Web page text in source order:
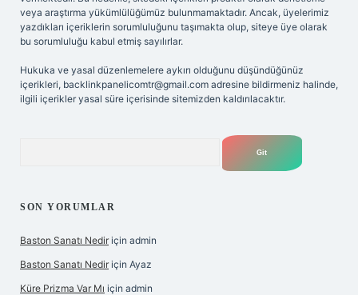
veya araştırma yükümlülüğümüz bulunmamaktadır. Ancak, üyelerimiz
yazdıkları içeriklerin sorumluluğunu taşımakta olup, siteye üye olarak
bu sorumluluğu kabul etmiş sayılırlar.
Hukuka ve yasal düzenlemelere aykırı olduğunu düşündüğünüz
içerikleri, backlinkpanelicomtr@gmail.com adresine bildirmeniz halinde,
ilgili içerikler yasal süre içerisinde sitemizden kaldırılacaktır.
SON YORUMLAR
Baston Sanatı Nedir için admin
Baston Sanatı Nedir için Ayaz
Küre Prizma Var Mı için admin